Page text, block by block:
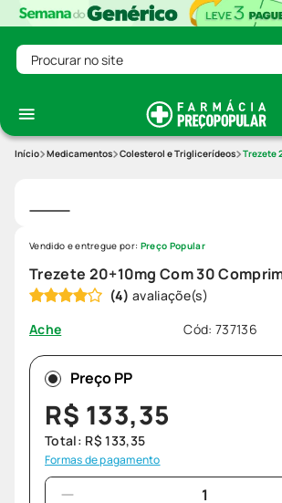
Procurar no site
Medicamentos Colesterol e Triglicerídeos Trezete
Trezete 20+10mg Com 30
(4)
Ache
Cód: 737136
Vendido e entregue por: Preço Popular
Preço PP
R$ 133,35
Total: R$ 133,35
Formas de pagamento